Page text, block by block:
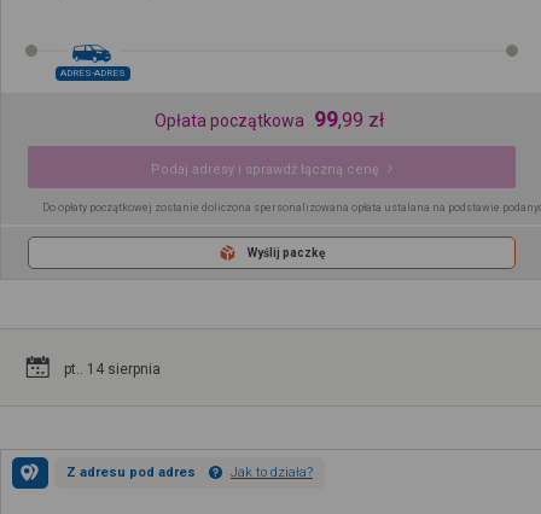
ADRES-ADRES
Opłata początkowa 99,99 zł
Podaj adresy i sprawdź łączną cenę
Do opłaty początkowej zostanie doliczona spersonalizowana opłata ustalana na podstawie
Wyślij paczkę
pt.. 14 sierpnia
Z adresu pod adres Jak to działa?